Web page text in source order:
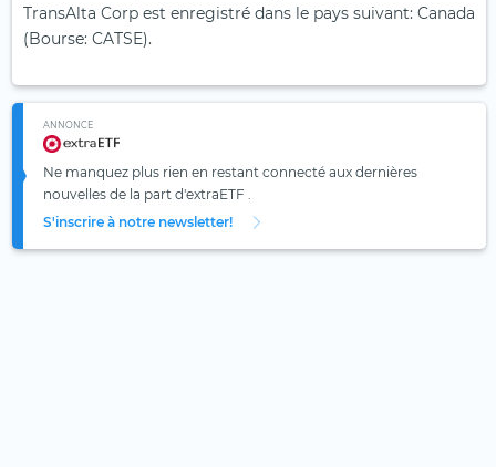
TransAlta Corp est enregistré dans le pays suivant: Canada
(Bourse: CATSE).
ANNONCE
Ne manquez plus rien en restant connecté aux dernières
nouvelles de la part d'extraETF .
S'inscrire à notre newsletter!